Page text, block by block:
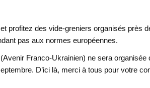
profitez des vide-greniers organisés près
pas aux normes européennes.
Franco-Ukrainien) ne sera organisée
D’ici là, merci à tous pour votre